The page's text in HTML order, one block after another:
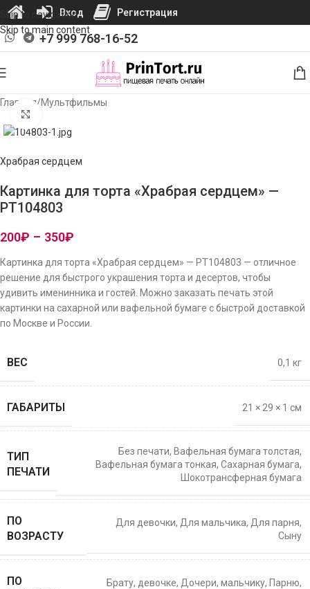
Skip to navigation
Skip to main content
+7 999 768-16-52
Главная/Мультфильмы
Храбрая сердцем
Картинка для торта «Храбрая сердцем» —
PT104803
200₽ – 350₽
Картинка для торта «Храбрая сердцем» — PT104803 — отличное
решение для быстрого украшения торта и десертов, чтобы
удивить именинника и гостей. Можно заказать печать этой
картинки на сахарной или вафельной бумаге с быстрой доставкой
по Москве и России.
ВЕС 0,1 кг
ГАБАРИТЫ 21 × 29 × 1 см
ТИП
ПЕЧАТИ
Без печати, Вафельная бумага толстая,
Вафельная бумага тонкая, Сахарная бумага,
Шокотрансферная бумага
ПО
ВОЗРАСТУ
Для девочки, Для мальчика, Для парня,
Сыну
ПО
Брату, девочке, Дочери, мальчику, Парню,
Вход Регистрация